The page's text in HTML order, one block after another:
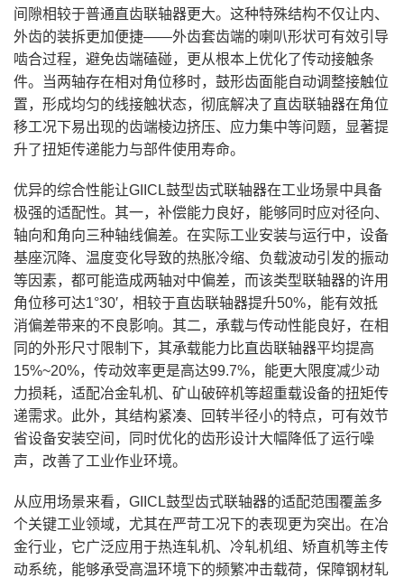
间隙相较于普通直齿联轴器更大。这种特殊结构不仅让内、
外齿的装拆更加便捷——外齿套齿端的喇叭形状可有效引导
啮合过程，避免齿端磕碰，更从根本上优化了传动接触条
件。当两轴存在相对角位移时，鼓形齿面能自动调整接触位
置，形成均匀的线接触状态，彻底解决了直齿联轴器在角位
移工况下易出现的齿端棱边挤压、应力集中等问题，显著提
升了扭矩传递能力与部件使用寿命。
优异的综合性能让GIICL鼓型齿式联轴器在工业场景中具备
极强的适配性。其一，补偿能力良好，能够同时应对径向、
轴向和角向三种轴线偏差。在实际工业安装与运行中，设备
基座沉降、温度变化导致的热胀冷缩、负载波动引发的振动
等因素，都可能造成两轴对中偏差，而该类型联轴器的许用
角位移可达1°30′，相较于直齿联轴器提升50%，能有效抵
消偏差带来的不良影响。其二，承载与传动性能良好，在相
同的外形尺寸限制下，其承载能力比直齿联轴器平均提高
15%~20%，传动效率更是高达99.7%，能更大限度减少动
力损耗，适配冶金轧机、矿山破碎机等超重载设备的扭矩传
递需求。此外，其结构紧凑、回转半径小的特点，可有效节
省设备安装空间，同时优化的齿形设计大幅降低了运行噪
声，改善了工业作业环境。
从应用场景来看，GIICL鼓型齿式联轴器的适配范围覆盖多
个关键工业领域，尤其在严苛工况下的表现更为突出。在冶
金行业，它广泛应用于热连轧机、冷轧机组、矫直机等主传
动系统，能够承受高温环境下的频繁冲击载荷，保障钢材轧